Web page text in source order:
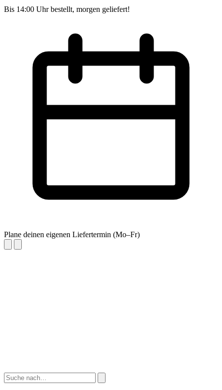
Bis 14:00 Uhr bestellt, morgen geliefert!
Plane deinen eigenen Liefertermin (Mo–Fr)